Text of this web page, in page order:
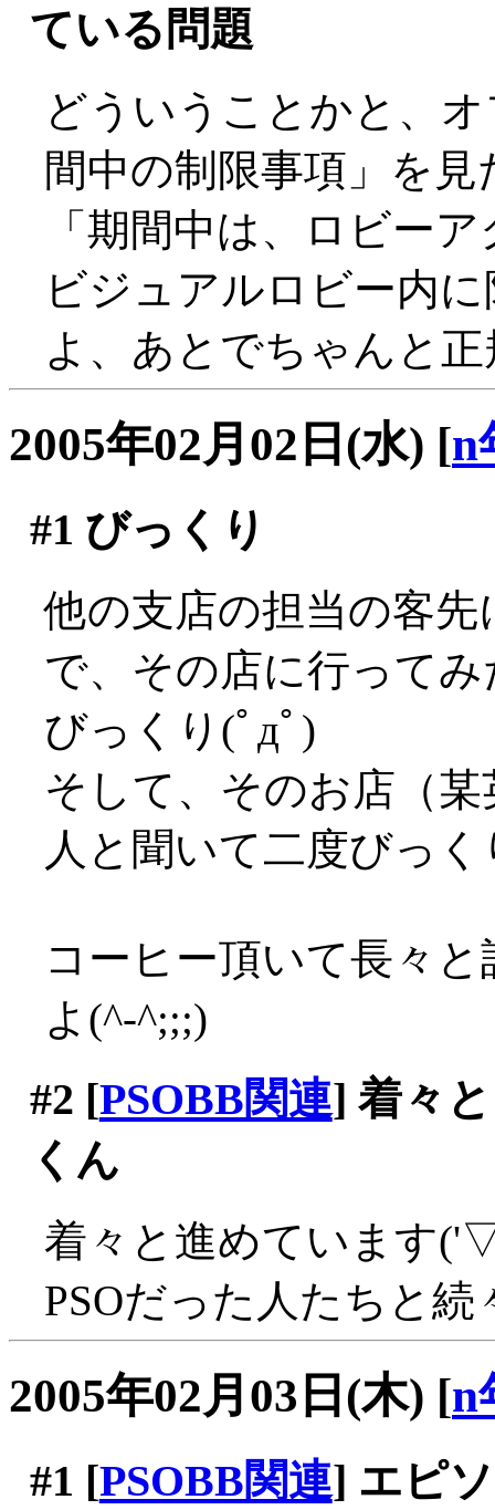
ている問題
どういうことかと、
間中の制限事項」を見
「期間中は、ロビー
ビジュアルロビー内
よ、あとでちゃんと
2005年02月02日(水) [n
#1 びっくり
他の支店の担当の客
で、その店に行って
びっくり(ﾟдﾟ)
そして、そのお店（
人と聞いて二度びっ
コーヒー頂いて長々
よ(^-^;;;)
#2 [PSOBB関連] 着々
くん
着々と進めています
PSOだった人たちと
2005年02月03日(木) [n
#1 [PSOBB関連] エピ